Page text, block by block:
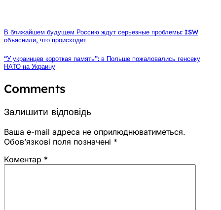
В ближайшем будущем Россию ждут серьезные проблемы: ISW
объяснили, что происходит
“У украинцев короткая память”: в Польше пожаловались генсеку
НАТО на Украину
Comments
Залишити відповідь
Ваша e-mail адреса не оприлюднюватиметься.
Обов’язкові поля позначені *
Коментар *